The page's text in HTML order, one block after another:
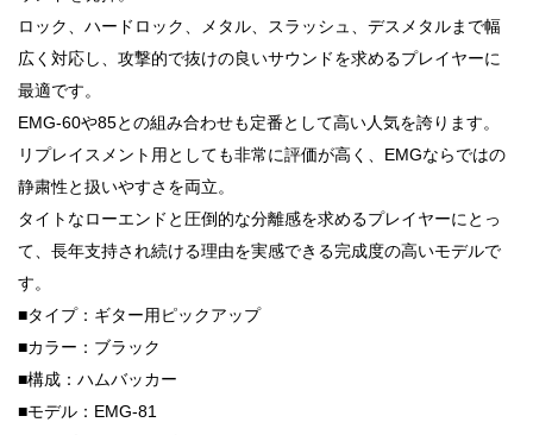
ロック、ハードロック、メタル、スラッシュ、デスメタルまで幅
広く対応し、攻撃的で抜けの良いサウンドを求めるプレイヤーに
最適です。
EMG-60や85との組み合わせも定番として高い人気を誇ります。
リプレイスメント用としても非常に評価が高く、EMGならではの
静粛性と扱いやすさを両立。
タイトなローエンドと圧倒的な分離感を求めるプレイヤーにとっ
て、長年支持され続ける理由を実感できる完成度の高いモデルで
す。
■タイプ：ギター用ピックアップ
■カラー：ブラック
■構成：ハムバッカー
■モデル：EMG-81